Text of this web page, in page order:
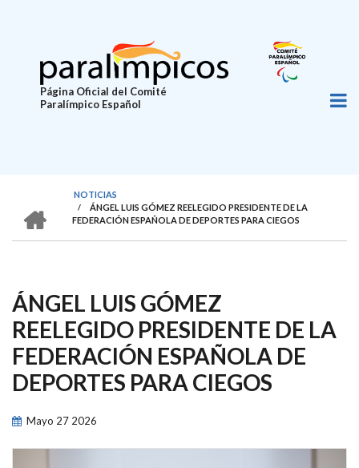
principal
Página Oficial del Comité
Paralímpico Español
SOBRESCRIBIR
ENLACES
AYUDA
A
LA
NAVEGACIÓN
NOTICIAS
/
ÁNGEL LUIS GÓMEZ REELEGIDO PRESIDENTE DE LA
FEDERACIÓN ESPAÑOLA DE DEPORTES PARA CIEGOS
ÁNGEL LUIS GÓMEZ
REELEGIDO PRESIDENTE DE LA
FEDERACIÓN ESPAÑOLA DE
DEPORTES PARA CIEGOS
Mayo 27 2026